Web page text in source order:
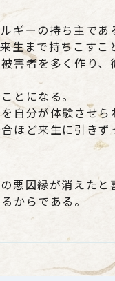
ギーの持ち主で
生まで持ちこすこ
害者を多く作り
とになる。
自分が体験させら
ほど来生に引き
悪因縁が消えたと
からである。